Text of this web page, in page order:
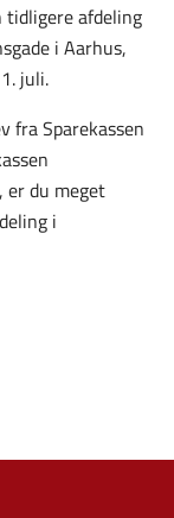
tidligere afdeling
i Aarhus,
juli.
fra Sparekassen
er du meget
i